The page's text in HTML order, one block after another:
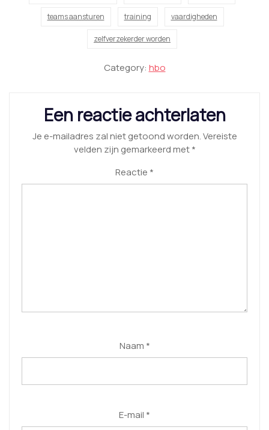
teams aansturen training vaardigheden
zelfverzekerder worden
Category: hbo
Een reactie achterlaten
Je e-mailadres zal niet getoond worden.Vereiste
velden zijn gemarkeerd met*
Reactie *
Naam *
E-mail *